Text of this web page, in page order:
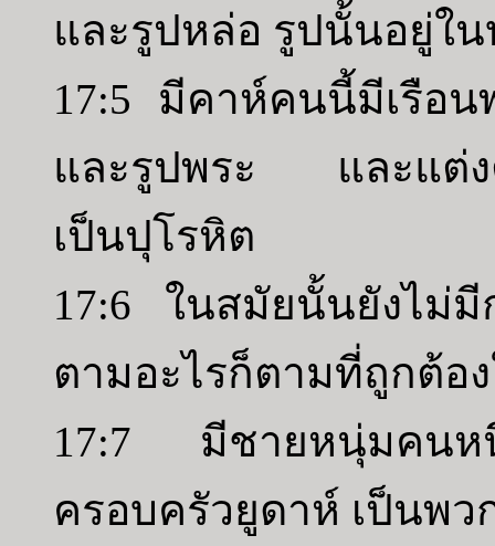
และรูปหล่อ รูปนั้นอยู่ใ
17:5 มีคาห์คนนี้มีเรือน
และรูปพระ และแต่ง
เป็นปุโรหิต
17:6 ในสมัยนั้นยังไม่
ตามอะไรก็ตามที่ถูกต้อ
17:7 มีชายหนุ่มคนหนึ่
ครอบครัวยูดาห์ เป็นพว